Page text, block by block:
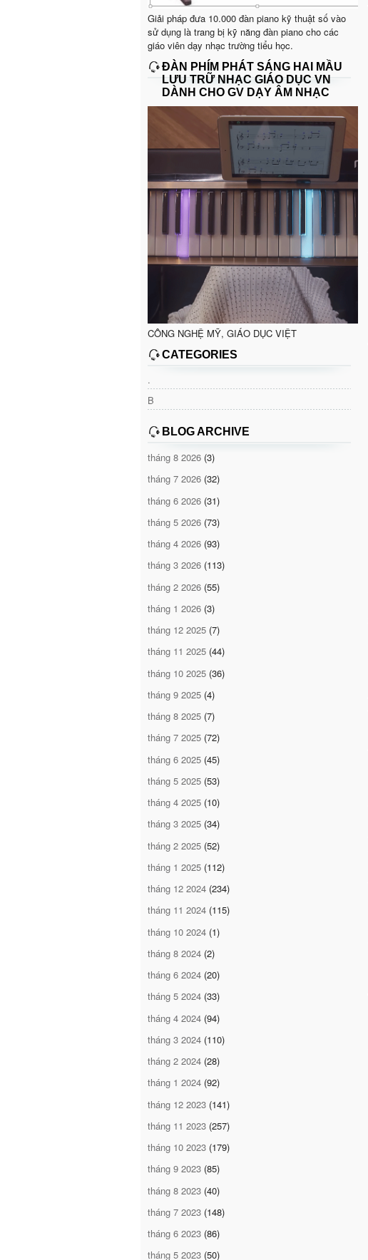
Giải pháp đưa 10.000 đàn piano kỹ thuật số vào
sử dụng là trang bị kỹ năng đàn piano cho các
giáo viên dạy nhạc trường tiểu học.
ĐÀN PHÍM PHÁT SÁNG HAI MẦU
LƯU TRỮ NHẠC GIÁO DỤC VN
DÀNH CHO GV DẠY ÂM NHẠC
CÔNG NGHỆ MỸ, GIÁO DỤC VIỆT
CATEGORIES
.
B
BLOG ARCHIVE
tháng 8 2026 (3)
tháng 7 2026 (32)
tháng 6 2026 (31)
tháng 5 2026 (73)
tháng 4 2026 (93)
tháng 3 2026 (113)
tháng 2 2026 (55)
tháng 1 2026 (3)
tháng 12 2025 (7)
tháng 11 2025 (44)
tháng 10 2025 (36)
tháng 9 2025 (4)
tháng 8 2025 (7)
tháng 7 2025 (72)
tháng 6 2025 (45)
tháng 5 2025 (53)
tháng 4 2025 (10)
tháng 3 2025 (34)
tháng 2 2025 (52)
tháng 1 2025 (112)
tháng 12 2024 (234)
tháng 11 2024 (115)
tháng 10 2024 (1)
tháng 8 2024 (2)
tháng 6 2024 (20)
tháng 5 2024 (33)
tháng 4 2024 (94)
tháng 3 2024 (110)
tháng 2 2024 (28)
tháng 1 2024 (92)
tháng 12 2023 (141)
tháng 11 2023 (257)
tháng 10 2023 (179)
tháng 9 2023 (85)
tháng 8 2023 (40)
tháng 7 2023 (148)
tháng 6 2023 (86)
tháng 5 2023 (50)